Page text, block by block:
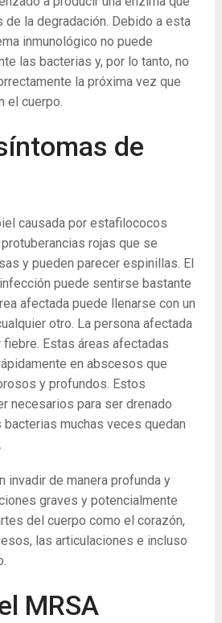
la degradación. Debido a esta
inmunológico no puede
las bacterias y, por lo tanto, no
la próxima vez que
el cuerpo.
de
causada por estafilococos
rojas que se
y pueden parecer espinillas. El
puede sentirse bastante
afectada puede llenarse con un
otro. La persona afectada
Estas áreas afectadas
en abscesos que
y profundos. Estos
necesarios para ser drenado
bacterias muchas veces quedan
invadir de manera profunda y
graves y potencialmente
del cuerpo como el corazón,
las articulaciones e incluso
MRSA